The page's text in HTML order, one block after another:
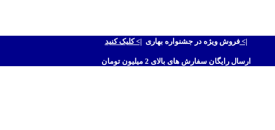
فروش ویژه در جشنواره بهاری|> کلیک کنید <|
ارسال رایگان سفارش های بالای 2 میلیون تومان